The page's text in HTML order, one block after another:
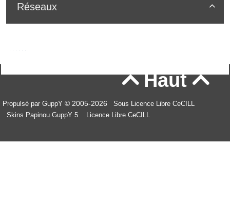

Réseaux
Haut
Propulsé par GuppY © 2005-2026
Sous Licence Libre CeCILL
Skins Papinou GuppY 5
Licence Libre CeCILL